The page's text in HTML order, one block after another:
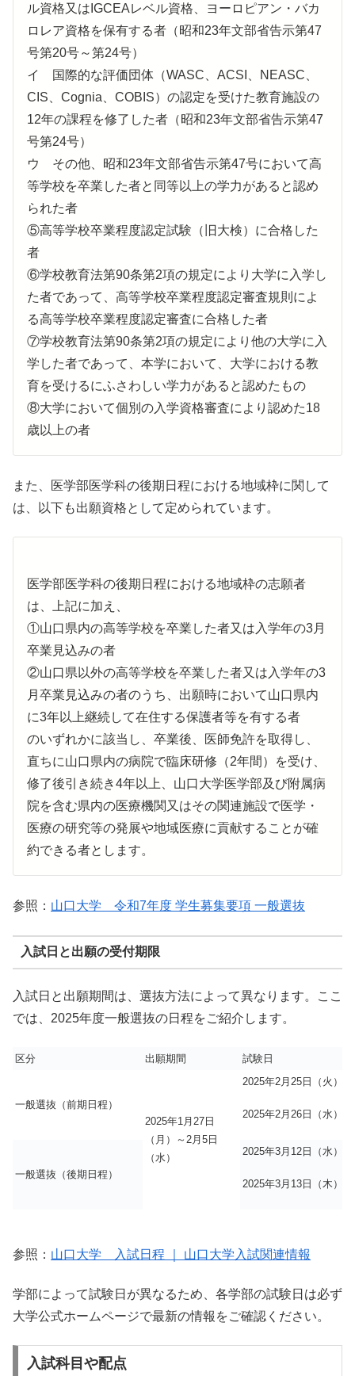
ル資格又はIGCEAレベル資格、ヨーロピアン・バカ
ロレア資格を保有する者（昭和23年文部省告示第47
号第20号～第24号）
イ 国際的な評価団体（WASC、ACSI、NEASC、
CIS、Cognia、COBIS）の認定を受けた教育施設の
12年の課程を修了した者（昭和23年文部省告示第47
号第24号）
ウ その他、昭和23年文部省告示第47号において高
等学校を卒業した者と同等以上の学力があると認め
られた者
⑤高等学校卒業程度認定試験（旧大検）に合格した
者
⑥学校教育法第90条第2項の規定により大学に入学し
た者であって、高等学校卒業程度認定審査規則によ
る高等学校卒業程度認定審査に合格した者
⑦学校教育法第90条第2項の規定により他の大学に入
学した者であって、本学において、大学における教
育を受けるにふさわしい学力があると認めたもの
⑧大学において個別の入学資格審査により認めた18
歳以上の者
また、医学部医学科の後期日程における地域枠に関して
は、以下も出願資格として定められています。
医学部医学科の後期日程における地域枠の志願者
は、上記に加え、
①山口県内の高等学校を卒業した者又は入学年の3月
卒業見込みの者
②山口県以外の高等学校を卒業した者又は入学年の3
月卒業見込みの者のうち、出願時において山口県内
に3年以上継続して在住する保護者等を有する者
のいずれかに該当し、卒業後、医師免許を取得し、
直ちに山口県内の病院で臨床研修（2年間）を受け、
修了後引き続き4年以上、山口大学医学部及び附属病
院を含む県内の医療機関又はその関連施設で医学・
医療の研究等の発展や地域医療に貢献することが確
約できる者とします。
参照： 山口大学 令和7年度 学生募集要項 一般選抜
入試日と出願の受付期限
入試日と出願期間は、選抜方法によって異なります。ここ
では、2025年度一般選抜の日程をご紹介します。
区分 出願期間 試験日
一般選抜（前期日程）
2025年1月27日
（月）～2月5日
（水）
2025年2月25日（火）
2025年2月26日（水）
一般選抜（後期日程）
2025年3月12日（水）
2025年3月13日（木）
参照： 山口大学 入試日程 ｜ 山口大学入試関連情報
学部によって試験日が異なるため、各学部の試験日は必ず
大学公式ホームページで最新の情報をご確認ください。
入試科目や配点